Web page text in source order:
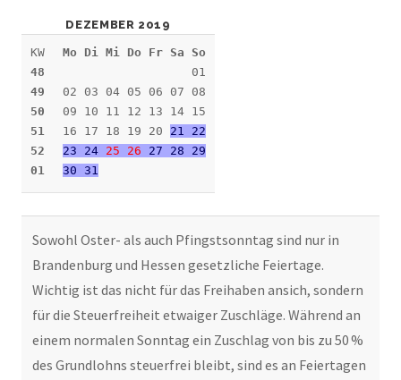
DEZEMBER 2019
KW
48
49
50
51
52
01
Mo Di Mi Do Fr Sa So
01
02 03 04 05 06 07 08
09 10 11 12 13 14 15
16 17 18 19 20 21 22
23 24 25 26 27 28 29
30 31
Sowohl Oster- als auch Pfingstsonntag sind nur in
Brandenburg und Hessen gesetzliche Feiertage.
Wichtig ist das nicht für das Freihaben ansich, sondern
für die Steuerfreiheit etwaiger Zuschläge. Während an
einem normalen Sonntag ein Zuschlag von bis zu 50 %
des Grundlohns steuerfrei bleibt, sind es an Feiertagen